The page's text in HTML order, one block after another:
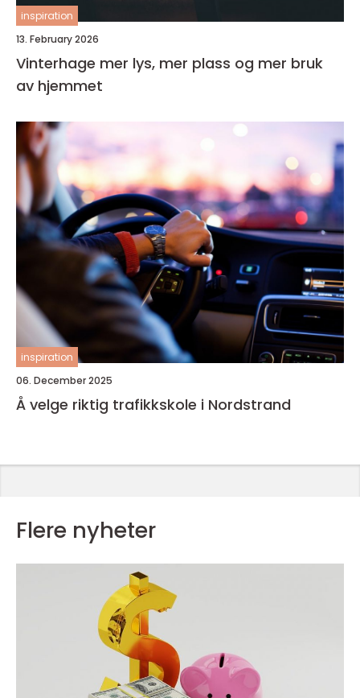
inspiration
13. February 2026
Vinterhage mer lys, mer plass og mer bruk
av hjemmet
inspiration
06. December 2025
Å velge riktig trafikkskole i Nordstrand
Flere nyheter